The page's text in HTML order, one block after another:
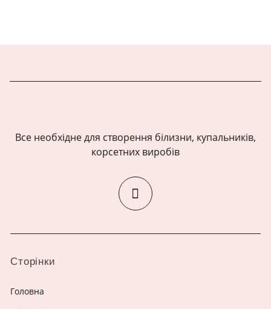
Все необхідне для створення білизни, купальників,
корсетних виробів
Сторінки
Головна